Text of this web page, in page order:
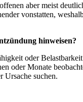
aber meist
vonstatten,
hinweisen?
oder
oder Monate
Ursache suchen.